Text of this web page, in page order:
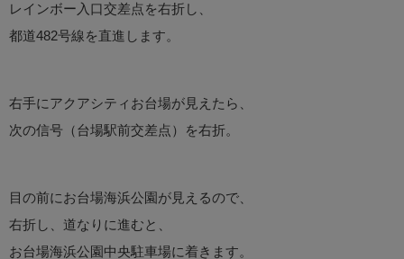
レインボー入口交差点を右折し、
都道482号線を直進します。
右手にアクアシティお台場が見えたら、
次の信号（台場駅前交差点）を右折。
目の前にお台場海浜公園が見えるので、
右折し、道なりに進むと、
お台場海浜公園中央駐車場に着きます。